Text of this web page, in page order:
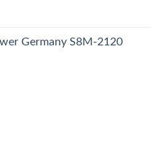
Germany S8M-2120